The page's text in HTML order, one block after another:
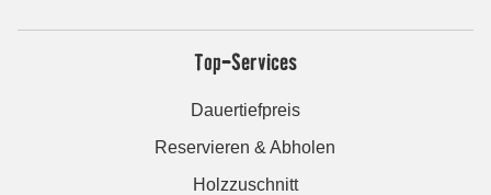
Top-Services
Dauertiefpreis
Reservieren & Abholen
Holzzuschnitt